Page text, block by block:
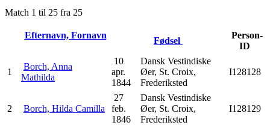
Match 1 til 25 fra 25
Efternavn, Fornavn
Fødsel
Person-
ID
1
Borch, Anna
Mathilda
10
apr.
1844
Dansk Vestindiske
Øer, St. Croix,
Frederiksted
I128128
2 Borch, Hilda Camilla
27
feb.
1846
Dansk Vestindiske
Øer, St. Croix,
Frederiksted
I128129